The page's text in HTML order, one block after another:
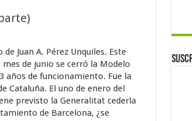
de Juan A. Pérez Unquiles. Este
mes de junio se cerró la Modelo
años de funcionamiento. Fue la
Cataluña. El uno de enero del
previsto la Generalitat cederla
de Barcelona, ¿se